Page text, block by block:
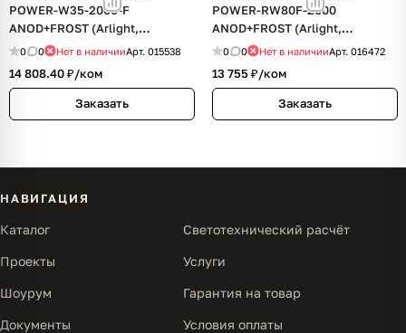
POWER-W35-2000-F
ANOD+FROST (Arlight,
Алюминий)
0 0 Нет в наличииАрт. 015538
14 808.40 ₽/ком
Заказать
POWER-RW80F-2000
ANOD+FROST (Arlight,
Алюминий)
0 0 Нет в наличииАрт. 016472
13 755 ₽/ком
Заказать
НАВИГАЦИЯ
Каталог Светотехнический расчёт
Проекты Услуги
Шоурум Гарантия на товар
Документы Условия оплаты